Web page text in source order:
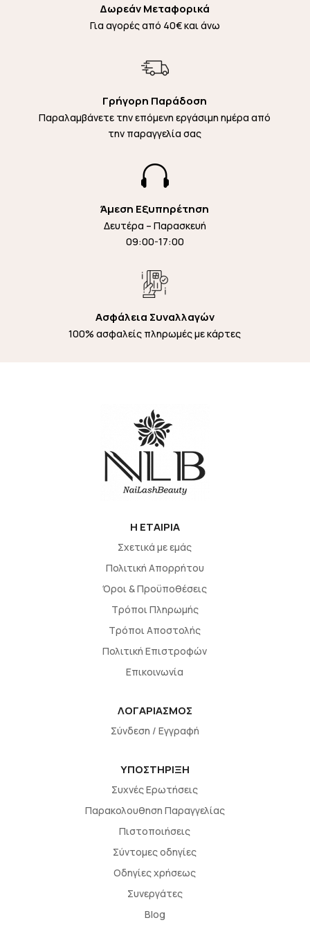
Δωρεάν Μεταφορικά
Για αγορές από 40€ και άνω
Γρήγορη Παράδοση
Παραλαμβάνετε την επόμενη εργάσιμη ημέρα από
την παραγγελία σας

Άμεση Εξυπηρέτηση
Δευτέρα – Παρασκευή
09:00-17:00
Ασφάλεια Συναλλαγών
100% ασφαλείς πληρωμές με κάρτες
H EΤΑΙΡΙΑ
Σχετικά με εμάς
Πολιτική Απορρήτου
Όροι & Προϋποθέσεις
Τρόποι Πληρωμής
Τρόποι Αποστολής
Πολιτική Επιστροφών
Επικοινωνία
ΛΟΓΑΡΙΑΣΜΟΣ
Σύνδεση / Εγγραφή
ΥΠΟΣΤΗΡΙΞΗ
Συχνές Ερωτήσεις
Παρακολουθηση Παραγγελίας
Πιστοποιήσεις
Σύντομες οδηγίες
Οδηγίες χρήσεως
Συνεργάτες
Blog